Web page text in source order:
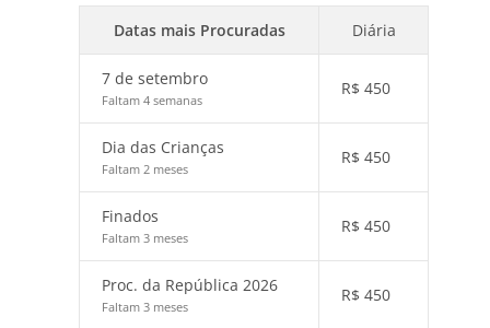
Datas mais Procuradas Diária
7 de setembro
Faltam 4 semanas
R$ 450
Dia das Crianças
Faltam 2 meses
R$ 450
Finados
Faltam 3 meses
R$ 450
Proc. da República 2026
Faltam 3 meses
R$ 450